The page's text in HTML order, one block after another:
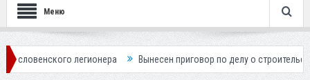
Меню
Вынесен приговор по делу о строительстве гостиницы у